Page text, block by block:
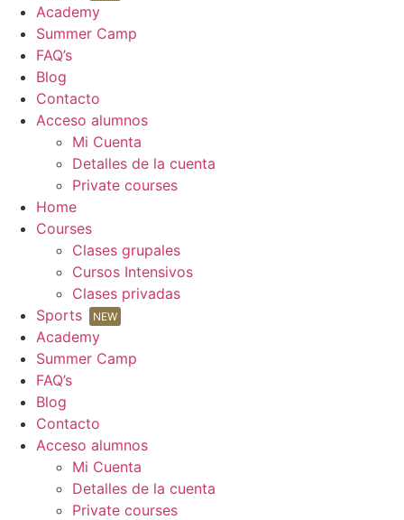
Academy
Summer Camp
FAQ’s
Blog
Contacto
Acceso alumnos
Mi Cuenta
Detalles de la cuenta
Private courses
Home
Courses
Clases grupales
Cursos Intensivos
Clases privadas
Sports
NEW
Academy
Summer Camp
FAQ’s
Blog
Contacto
Acceso alumnos
Mi Cuenta
Detalles de la cuenta
Private courses